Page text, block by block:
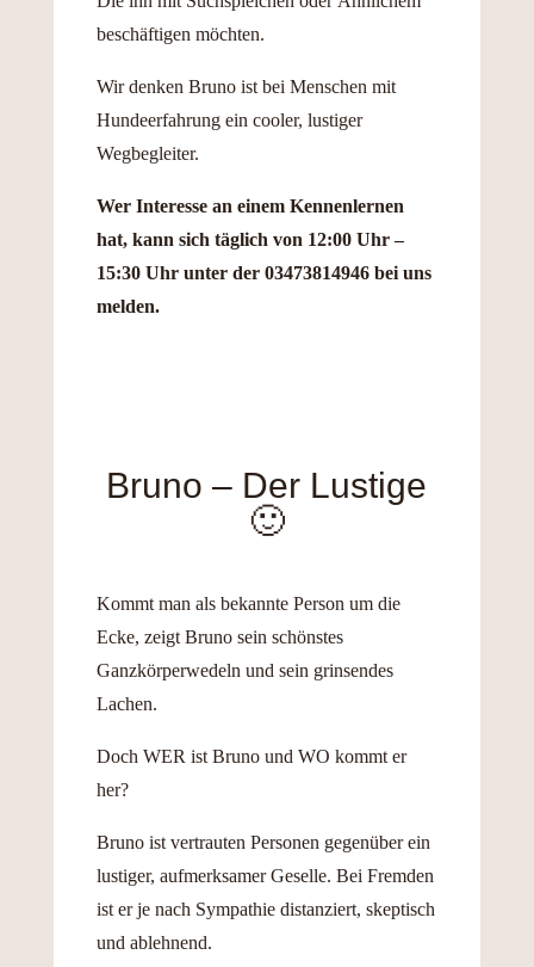
beschäftigen möchten.
Wir denken Bruno ist bei Menschen mit
Hundeerfahrung ein cooler, lustiger
Wegbegleiter.
Wer Interesse an einem Kennenlernen
hat, kann sich täglich von 12:00 Uhr –
15:30 Uhr unter der 03473814946 bei uns
melden.
Bruno – Der Lustige
🙂
Kommt man als bekannte Person um die
Ecke, zeigt Bruno sein schönstes
Ganzkörperwedeln und sein grinsendes
Lachen.
Doch WER ist Bruno und WO kommt er
her?
Bruno ist vertrauten Personen gegenüber ein
lustiger, aufmerksamer Geselle. Bei Fremden
ist er je nach Sympathie distanziert, skeptisch
und ablehnend.